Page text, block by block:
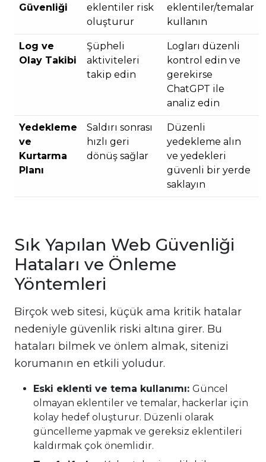
Güvenliği
eklentiler risk
oluşturur
eklentiler/temalar
kullanın
Log ve
Olay Takibi
Şüpheli
aktiviteleri
takip edin
Logları düzenli
kontrol edin ve
gerekirse
ChatGPT ile
analiz edin
Yedekleme
ve
Kurtarma
Planı
Saldırı sonrası
hızlı geri
dönüş sağlar
Düzenli
yedekleme alın
ve yedekleri
güvenli bir yerde
saklayın
Sık Yapılan Web Güvenliği
Hataları ve Önleme
Yöntemleri
Birçok web sitesi, küçük ama kritik hatalar
nedeniyle güvenlik riski altına girer. Bu
hataları bilmek ve önlem almak, sitenizi
korumanın en etkili yoludur.
Eski eklenti ve tema kullanımı: Güncel
olmayan eklentiler ve temalar, hackerlar için
kolay hedef oluşturur. Düzenli olarak
güncelleme yapmak ve gereksiz eklentileri
kaldırmak çok önemlidir.